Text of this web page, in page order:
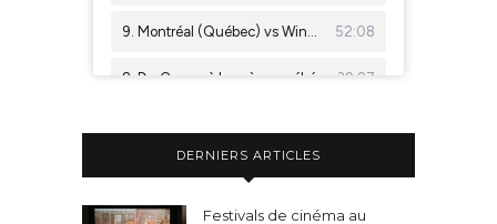
DERNIERS ARTICLES
Festivals de cinéma au